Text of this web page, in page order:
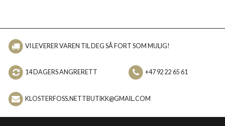
VI LEVERER VAREN TIL DEG SÅ FORT SOM MULIG!
14 DAGERS ANGRERETT +47 92 22 65 61
KLOSTERFOSS.NETTBUTIKK@GMAIL.COM